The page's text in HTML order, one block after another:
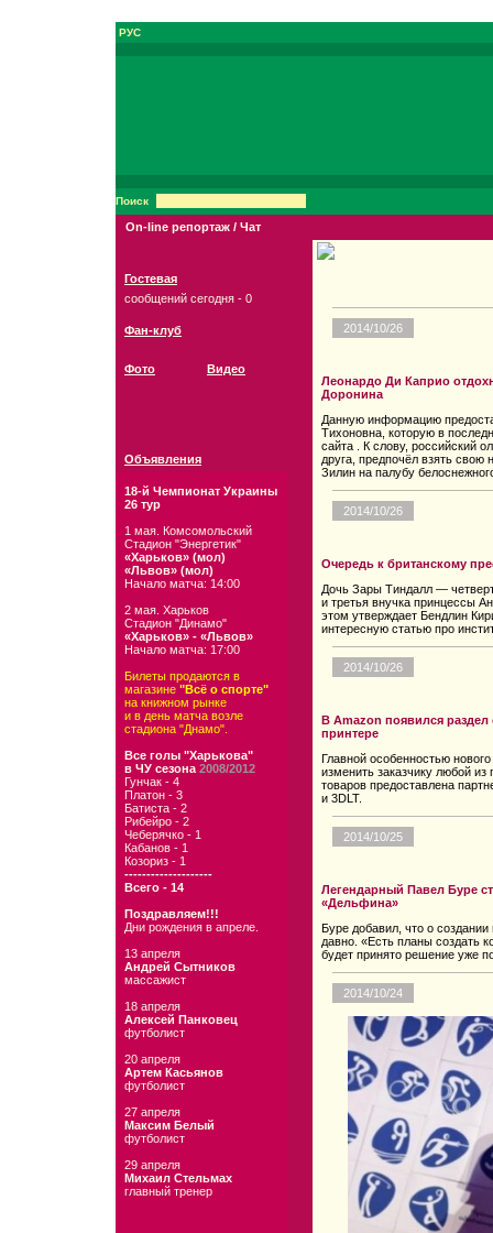
РУС
Поиск
On-line репортаж / Чат
Гостевая
сообщений сегодня - 0
Фан-клуб
Фото Видео
Объявления
18-й Чемпионат Украины
26 тур
1 мая. Комсомольский
Стадион "Энергетик"
«Харьков» (мол)
«Львов» (мол)
Начало матча: 14:00
2 мая. Харьков
Стадион "Динамо"
«Харьков» - «Львов»
Начало матча: 17:00
Билеты продаются в
магазине "Всё о спорте"
на книжном рынке
и в день матча возле
стадиона "Днамо".
Все голы "Харькова"
в ЧУ сезона 2008/2012
Гунчак - 4
Платон - 3
Батиста - 2
Рибейро - 2
Чеберячко - 1
Кабанов - 1
Козориз - 1
--------------------
Всего - 14
Поздравляем!!!
Дни рождения в апреле.
13 апреля
Андрей Сытников
массажист
18 апреля
Алексей Панковец
футболист
20 апреля
Артем Касьянов
футболист
27 апреля
Максим Белый
футболист
29 апреля
Михаил Стельмах
главный тренер
2014/10/26
Леонардо Ди Каприо
Доронина
Данную информацию
Тихоновна, которую в
сайта . К слову, российский
друга, предпочёл взять
Зилин на палубу
2014/10/26
Очередь к британскому
Дочь Зары Тиндалл —
и третья внучка принцессы
этом утверждает Бендлин
интересную статью про
2014/10/26
В Amazon появился
принтере
Главной особенностью
изменить заказчику любой
товаров предоставлена
и 3DLT.
2014/10/25
Легендарный Павел Буре
«Дельфина»
Буре добавил, что о
давно. «Есть планы создать
будет принято решение уже
2014/10/24